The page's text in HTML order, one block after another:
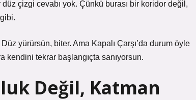
düz çizgi cevabı yok. Çünkü burası bir koridor değil,
yürürsün, biter. Ama Kapalı Çarşı’da durum öyle
kendini tekrar başlangıçta sanıyorsun.
Değil, Katman